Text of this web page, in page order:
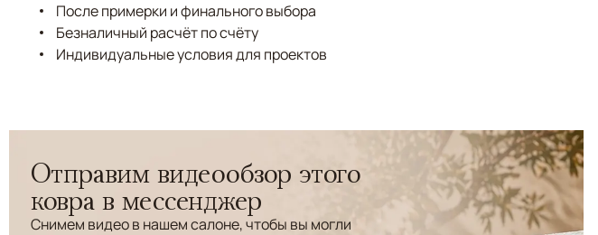
После примерки и финального выбора
Безналичный расчёт по счёту
Индивидуальные условия для проектов
Отправим видеообзор этого
ковра в мессенджер
Снимем видео в нашем салоне, чтобы вы могли